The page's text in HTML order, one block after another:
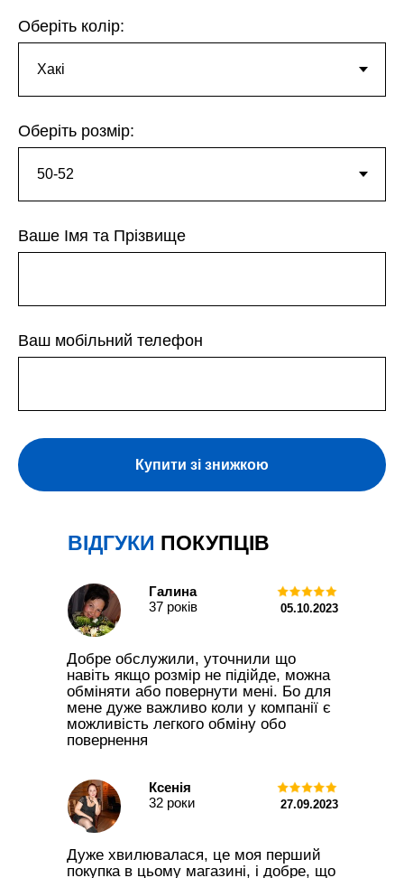
Оберіть колір:
Оберіть розмір:
Ваше Імя та Прізвище
Ваш мобільний телефон
Купити зі знижкою
ВІДГУКИ ПОКУПЦІВ
05.10.2 023
27.09.2 023
Галина
37 років
Ксенія
32 роки
Добре обслужили, уточнили що
навіть якщо розмір не підійде, можна
обміняти або повернути мені. Бо для
мене дуже важливо коли у компанії є
можливість легкого обміну обо
повернення
Дуже хвилювалася, це моя перший
покупка в цьому магазині, і добре, що